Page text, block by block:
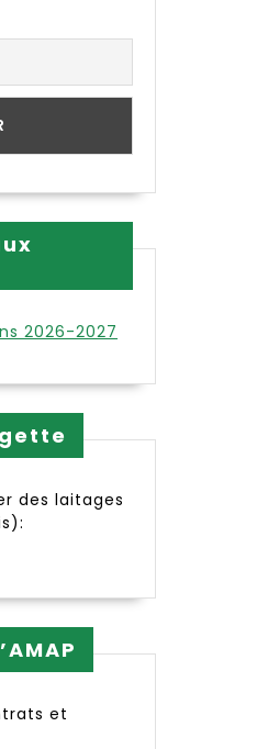
2026-2027
des laitages
et